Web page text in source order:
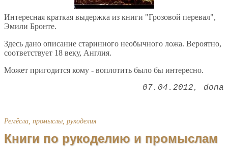
Интересная краткая выдержка из книги "Грозовой перевал",
Эмили Бронте.
Здесь дано описание старинного необычного ложа. Вероятно,
соответствует 18 веку, Англия.
Может пригодится кому - воплотить было бы интересно.
07.04.2012 dona
Ремёсла, промыслы, рукоделия
Книги по рукоделию и промыслам